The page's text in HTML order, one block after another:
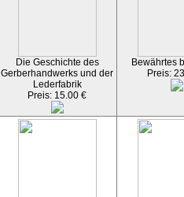
Die Geschichte des
Gerberhandwerks und der
Lederfabrik
Preis: 15.00 €
Bewährtes
Preis: